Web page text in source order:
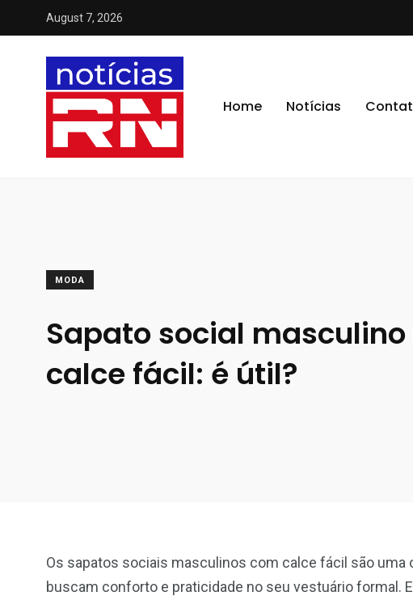
August 7, 2026
Home Notícias
MODA
Sapato social
calce fácil: é útil?
Os sapatos sociais masculinos com calce fácil são uma
buscam conforto e praticidade no seu vestuário formal.